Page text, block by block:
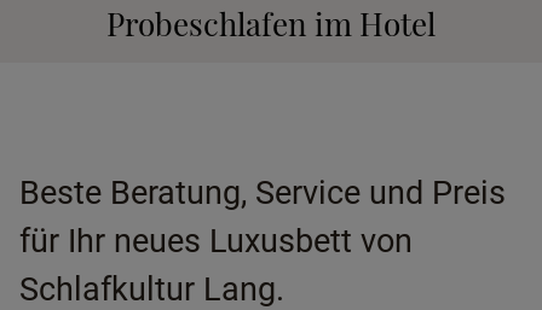
Probeschlafen im Hotel
Beste Beratung, Service und Preis
für Ihr neues Luxusbett von
Schlafkultur Lang.